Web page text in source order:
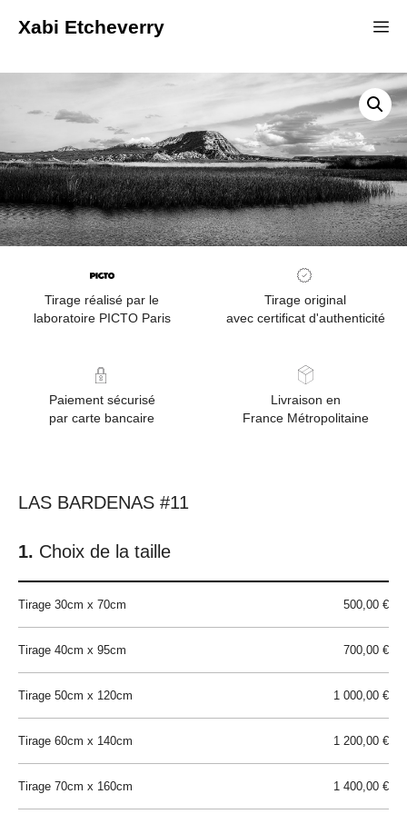
Xabi Etcheverry
Tirage réalisé par le
laboratoire PICTO Paris
Tirage original
avec certificat d'authenticité
Paiement sécurisé
par carte bancaire
Livraison en
France Métropolitaine
LAS BARDENAS #11
Choix de la taille
Tirage 30cm x 70cm 500,00 €
Tirage 40cm x 95cm 700,00 €
Tirage 50cm x 120cm 1 000,00 €
Tirage 60cm x 140cm 1 200,00 €
Tirage 70cm x 160cm 1 400,00 €